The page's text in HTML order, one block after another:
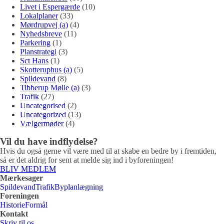
Livet i Espergærde (10)
Lokalplaner(33)
Mørdrupvej (a) (4)
Nyhedsbreve (11)
Parkering (1)
Planstrategi (3)
Sct Hans (1)
Skotteruphus (a) (5)
Spildevand (8)
Tibberup Mølle (a) (3)
Trafik (27)
Uncategorised (2)
Uncategorized (13)
Vælgermøder(4)
Vil du have indflydelse?
Hvis du også gerne vil være med til at skabe en bedre by i fremtiden,
så er det aldrig for sent at melde sig ind i byforeningen!
BLIV MEDLEM
Mærkesager
SpildevandTrafikByplanlægning
Foreningen
HistorieFormål
Kontakt